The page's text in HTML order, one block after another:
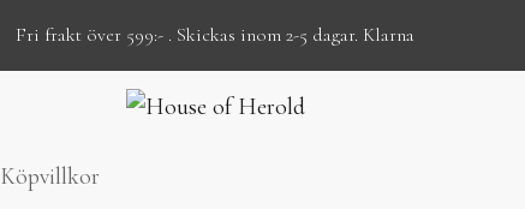
Fri frakt över 599:- . Skickas inom 2-5 dagar. Klarna
Köpvillkor